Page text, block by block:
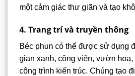
một cảm giác thư giãn và tạo
4. Trang trí và truyền thông
Béc phun có thể được sử dụng
gian xanh, công viên, vườn
công trình kiến trúc. Chúng tạo